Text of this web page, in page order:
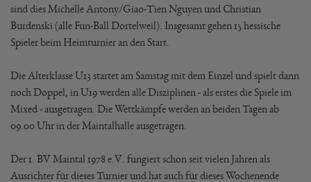
sind dies Michelle Antony/Giao-Tien Nguyen und Christian
Burdenski (alle Fun-Ball Dortelweil). Insgesamt gehen 15 hessische
Spieler beim Heimturnier an den Start.
Die Alterklasse U13 startet am Samstag mit dem Einzel und spielt dann
noch Doppel, in U19 werden alle Disziplinen - als erstes die Spiele im
Mixed - ausgetragen. Die Wettkämpfe werden an beiden Tagen ab
09.00 Uhr in der Maintalhalle ausgetragen.
Der 1. BV Maintal 1978 e.V. fungiert schon seit vielen Jahren als
Ausrichter für dieses Turnier und hat auch für dieses Wochenende